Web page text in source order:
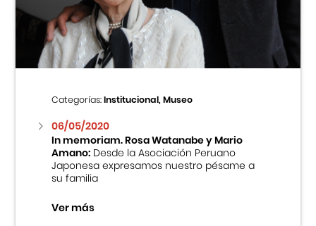
Centro Cultural Peruano Japonés
Cursos
Museo de la Inmigración Japonesa
Fondo Editorial
Teatro Peruano Japonés
Categorías:Institucional, Museo
06/05/2020
In memoriam. Rosa Watanabe y Mario
Amano:Desde la Asociación Peruano
Japonesa expresamos nuestro pésame a
su familia
Ver más